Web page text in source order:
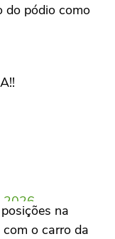
do pódio como
2026
na
o carro da